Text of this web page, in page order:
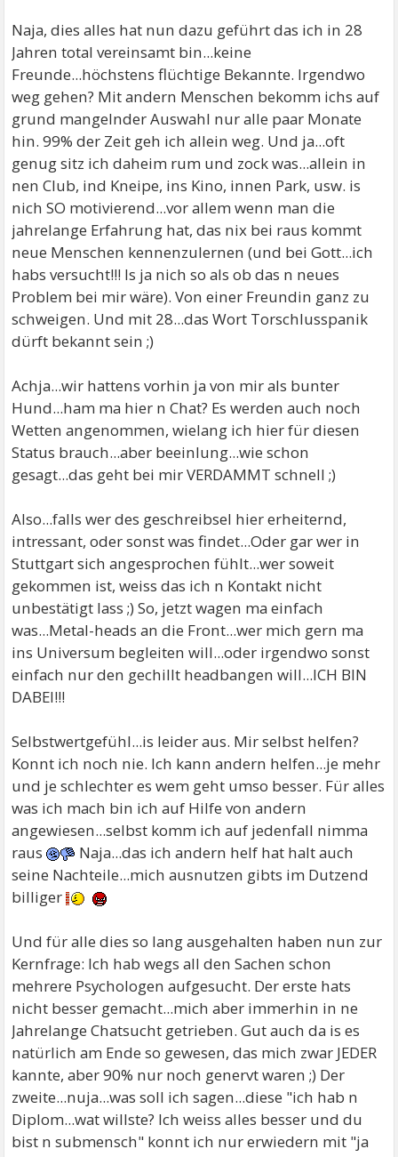
Naja, dies alles hat nun dazu geführt das ich in 28
Jahren total vereinsamt bin...keine
Freunde...höchstens flüchtige Bekannte. Irgendwo
weg gehen? Mit andern Menschen bekomm ichs auf
grund mangelnder Auswahl nur alle paar Monate
hin. 99% der Zeit geh ich allein weg. Und ja...oft
genug sitz ich daheim rum und zock was...allein in
nen Club, ind Kneipe, ins Kino, innen Park, usw. is
nich SO motivierend...vor allem wenn man die
jahrelange Erfahrung hat, das nix bei raus kommt
neue Menschen kennenzulernen (und bei Gott...ich
habs versucht!!! Is ja nich so als ob das n neues
Problem bei mir wäre). Von einer Freundin ganz zu
schweigen. Und mit 28...das Wort Torschlusspanik
dürft bekannt sein ;)
Achja...wir hattens vorhin ja von mir als bunter
Hund...ham ma hier n Chat? Es werden auch noch
Wetten angenommen, wielang ich hier für diesen
Status brauch...aber beeinlung...wie schon
gesagt...das geht bei mir VERDAMMT schnell ;)
Also...falls wer des geschreibsel hier erheiternd,
intressant, oder sonst was findet...Oder gar wer in
Stuttgart sich angesprochen fühlt...wer soweit
gekommen ist, weiss das ich n Kontakt nicht
unbestätigt lass ;) So, jetzt wagen ma einfach
was...Metal-heads an die Front...wer mich gern ma
ins Universum begleiten will...oder irgendwo sonst
einfach nur den gechillt headbangen will...ICH BIN
DABEI!!!
Selbstwertgefühl...is leider aus. Mir selbst helfen?
Konnt ich noch nie. Ich kann andern helfen...je mehr
und je schlechter es wem geht umso besser. Für alles
was ich mach bin ich auf Hilfe von andern
angewiesen...selbst komm ich auf jedenfall nimma
raus
Naja...das ich andern helf hat halt auch
seine Nachteile...mich ausnutzen gibts im Dutzend
billiger
Und für alle dies so lang ausgehalten haben nun zur
Kernfrage: Ich hab wegs all den Sachen schon
mehrere Psychologen aufgesucht. Der erste hats
nicht besser gemacht...mich aber immerhin in ne
Jahrelange Chatsucht getrieben. Gut auch da is es
natürlich am Ende so gewesen, das mich zwar JEDER
kannte, aber 90% nur noch genervt waren ;) Der
zweite...nuja...was soll ich sagen...diese "ich hab n
Diplom...wat willste? Ich weiss alles besser und du
bist n submensch" konnt ich nur erwiedern mit "ja